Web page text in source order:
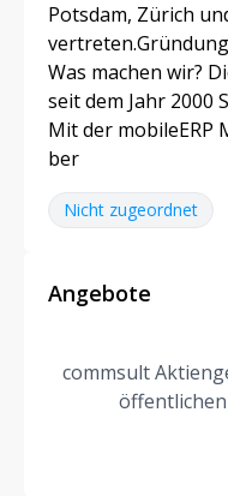
Potsdam, Zürich
Was machen wir?
seit dem Jahr 2000
Mit der mobileERP
ber
Nicht zugeordnet
Angebote
commsult